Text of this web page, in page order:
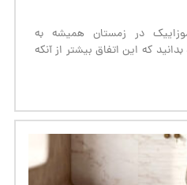
در زمستان همیشه به
که این اتفاق بیشتر از آنکه